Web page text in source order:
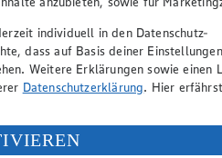
individuell in den Datenschutz-
dass auf Basis deiner
Weitere Erklärungen sowie einen
Datenschutzerklärung. Hier
in den USA durch Facebook und